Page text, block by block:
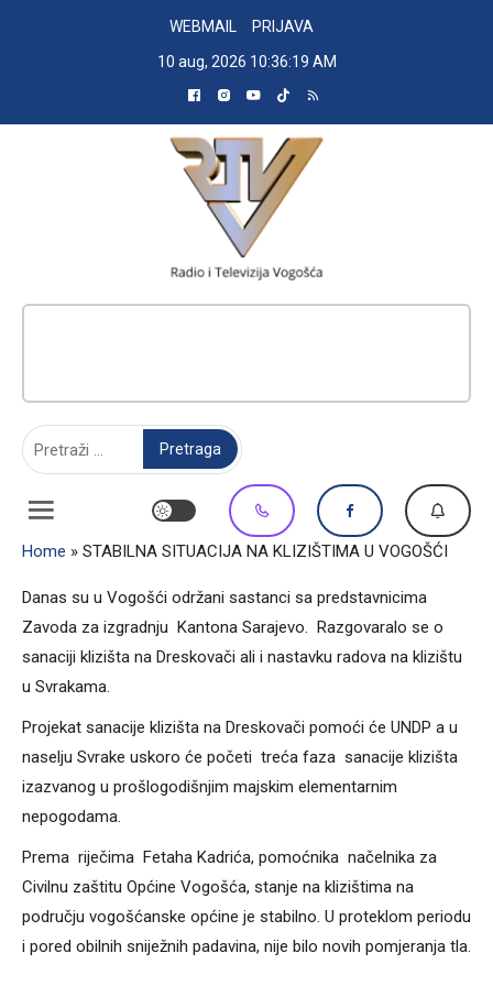
WEBMAIL
PRIJAVA
10 aug, 2026 10:36:20 AM
Home » STABILNA SITUACIJA NA KLIZIŠTIMA U VOGOŠĆI
Danas su u Vogošći održani sastanci sa predstavnicima
Zavoda za izgradnju Kantona Sarajevo. Razgovaralo se o
sanaciji klizišta na Dreskovači ali i nastavku radova na klizištu
u Svrakama.
Projekat sanacije klizišta na Dreskovači pomoći će UNDP a u
naselju Svrake uskoro će početi treća faza sanacije klizišta
izazvanog u prošlogodišnjim majskim elementarnim
nepogodama.
Prema riječima Fetaha Kadrića, pomoćnika načelnika za
Civilnu zaštitu Općine Vogošća, stanje na klizištima na
području vogošćanske općine je stabilno. U proteklom periodu
i pored obilnih sniježnih padavina, nije bilo novih pomjeranja tla.